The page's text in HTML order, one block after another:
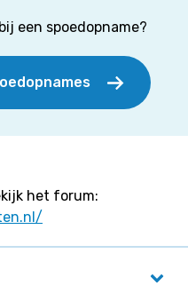
een spoedopname?
het forum: